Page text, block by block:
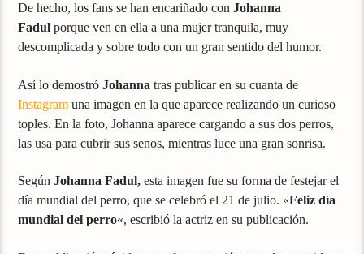
De hecho, los fans se han encariñado conJohanna
Fadulporque ven en ella a una mujer tranquila, muy
descomplicada y sobre todo con un gran sentido del humor.
Así lo demostróJohannatras publicar en su cuanta de
Instagram una imagen en la que aparece realizando un curioso
toples. En la foto, Johanna aparece cargando a sus dos perros,
las usa para cubrir sus senos, mientras luce una gran sonrisa.
SegúnJohanna Fadul,esta imagen fue su forma de festejar el
día mundial del perro, que se celebró el 21 de julio. «Feliz día
mundial del perro«, escribió la actriz en su publicación.